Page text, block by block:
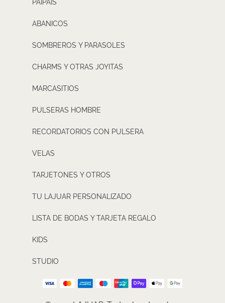
PAIPÁIS
ABANICOS
SOMBREROS Y PARASOLES
CHARMS Y OTRAS JOYITAS
MARCASITIOS
PULSERAS HOMBRE
RECORDATORIOS CON PULSERA
VELAS
TARJETONES Y OTROS
TU LAJUAR PERSONALIZADO
LISTA DE BODAS Y TARJETA REGALO
KIDS
STUDIO